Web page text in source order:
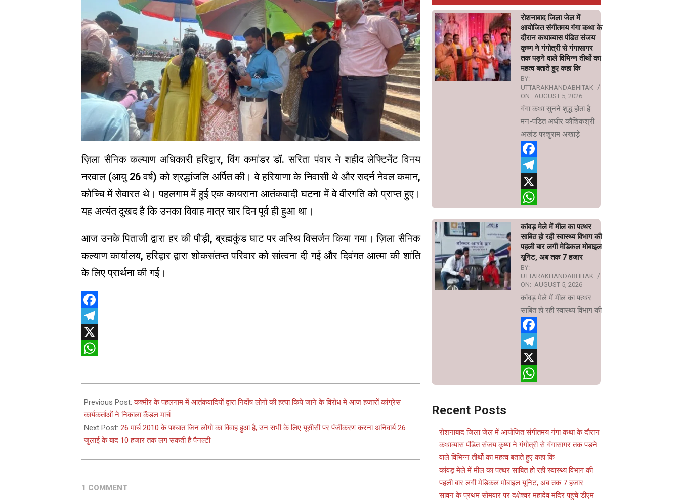
ज़िला सैनिक कल्याण अधिकारी हरिद्वार, विंग कमांडर डॉ. सरिता पंवार ने शहीद लेफ्टिनेंट विनय
नरवाल (आयु 26 वर्ष) को श्रद्धांजलि अर्पित की। वे हरियाणा के निवासी थे और सदर्न नेवल कमान,
कोच्चि में सेवारत थे। पहलगाम में हुई एक कायराना आतंकवादी घटना में वे वीरगति को प्राप्त हुए।
यह अत्यंत दुखद है कि उनका विवाह मात्र चार दिन पूर्व ही हुआ था।
आज उनके पिताजी द्वारा हर की पौड़ी, ब्रह्मकुंड घाट पर अस्थि विसर्जन किया गया। ज़िला सैनिक
कल्याण कार्यालय, हरिद्वार द्वारा शोकसंतप्त परिवार को सांत्वना दी गई और दिवंगत आत्मा की शांति
के लिए प्रार्थना की गई।
Facebook
Telegram
X
04-
25
Previous Post:कश्मीर के पहलगाम में आतंकवादियों द्वारा निर्दोष लोगो की हत्या किये जाने के विरोध मे आज हजारों कांग्रेस
कार्यकर्ताओं ने निकाला कैंडल मार्च
Next Post: 26 मार्च 2010 के पश्चात जिन लोगो का विवाह हुआ है, उन सभी के लिए यूसीसी पर पंजीकरण करना अनिवार्य 26
जुलाई के बाद 10 हजार तक लग सकती है पैनल्टी
1 COMMENT
रोशनाबाद जिला जेल में
आयोजित संगीतमय गंगा कथा के
दौरान कथाव्यास पंडित संजय
कृष्ण ने गंगोत्री से गंगासागर
तक पड़ने वाले विभिन्न तीर्थो का
महत्व बताते हुए कहा कि
BY:
UTTARAKHANDABHITAK
ON: AUGUST 5, 2026
गंगा कथा सुनने शुद्ध होता है
मन-पंडित अधीर कौशिकश्री
अखंड परशुराम अखाड़े
Facebook
Telegram
X
कांवड़ मेले में मील का पत्थर
साबित हो रही स्वास्थ्य विभाग की
पहली बार लगी मेडिकल मोबाइल
यूनिट, अब तक 7 हजार
BY:
UTTARAKHANDABHITAK
ON: AUGUST 5, 2026
कांवड़ मेले में मील का पत्थर
साबित हो रही स्वास्थ्य विभाग की
Facebook
Telegram
X
Recent Posts
रोशनाबाद जिला जेल में आयोजित संगीतमय गंगा कथा के दौरान
कथाव्यास पंडित संजय कृष्ण ने गंगोत्री से गंगासागर तक पड़ने
वाले विभिन्न तीर्थो का महत्व बताते हुए कहा कि
कांवड़ मेले में मील का पत्थर साबित हो रही स्वास्थ्य विभाग की
पहली बार लगी मेडिकल मोबाइल यूनिट, अब तक 7 हजार
सावन के प्रथम सोमवार पर दक्षेश्वर महादेव मंदिर पहुंचे डीएम